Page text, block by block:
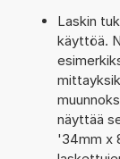
Laskin
käyttöä.
näyttää
'34mm x